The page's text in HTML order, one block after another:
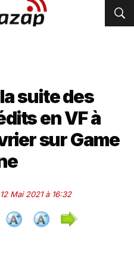
suite des
en VF à
sur Game
Mai 2021 à 16:32